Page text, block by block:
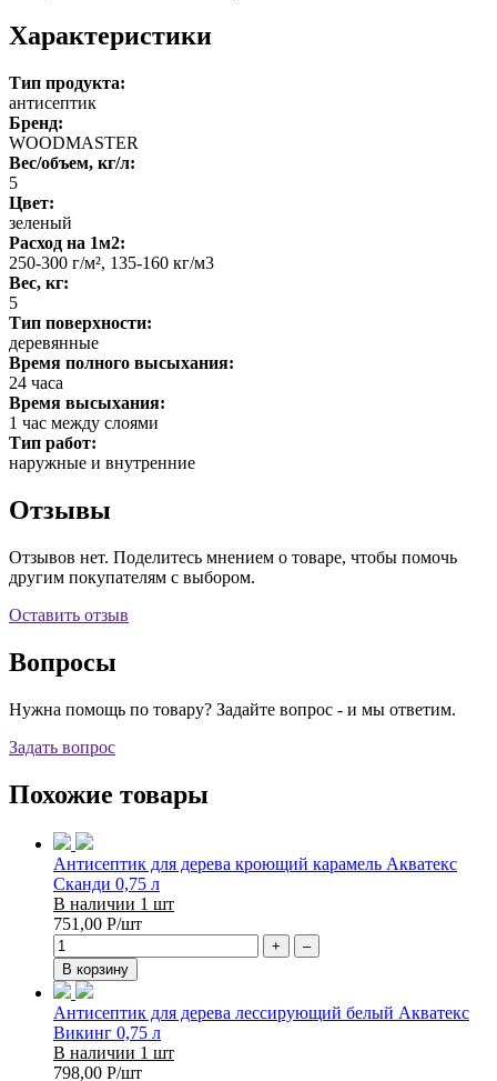
Характеристики
Тип продукта:
антисептик
Бренд:
WOODMASTER
Вес/объем, кг/л:
5
Цвет:
зеленый
Расход на 1м2:
250-300 г/м², 135-160 кг/м3
Вес, кг:
5
Тип поверхности:
деревянные
Время полного высыхания:
24 часа
Время высыхания:
1 час между слоями
Тип работ:
наружные и внутренние
Отзывы
Отзывов нет. Поделитесь мнением о товаре, чтобы помочь
другим покупателям с выбором.
Оставить отзыв
Вопросы
Нужна помощь по товару? Задайте вопрос - и мы ответим.
Задать вопрос
Похожие товары
Антисептик для дерева кроющий карамель Акватекс
Сканди 0,75 л
В наличии 1 шт
751,00 Р/шт
+
–
В корзину
Антисептик для дерева лессирующий белый Акватекс
Викинг 0,75 л
В наличии 1 шт
798,00 Р/шт